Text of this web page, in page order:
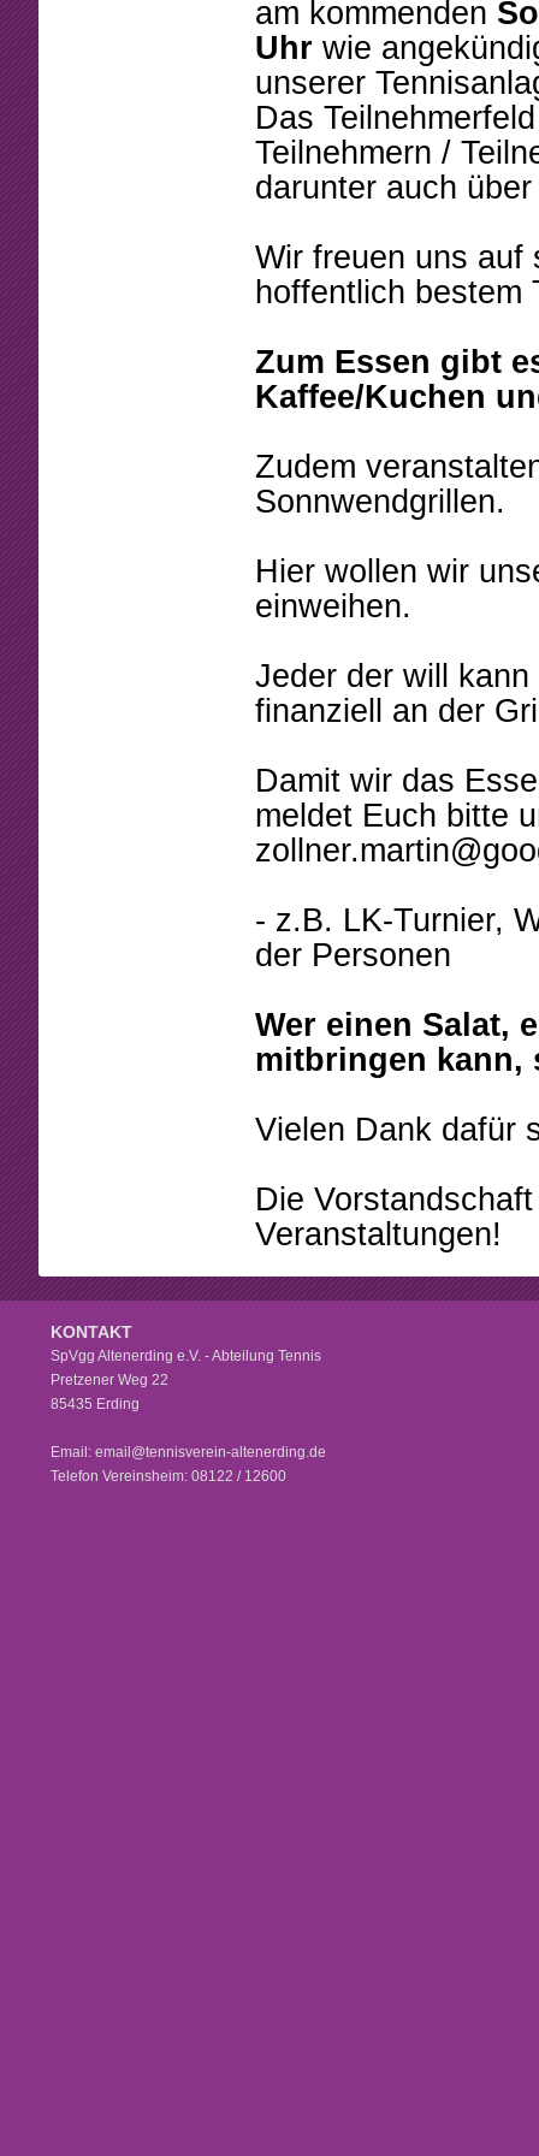
Beschlüsse
Mitgliedschaft
Arbeitsstunden
Formulare
Sponsoring
Mannschaften
Tennistreff
Spielerbörse
Turniere
Ballmaschine
am kommenden
Uhr wie
unserer
Das
Teilnehmern /
darunter auch
Wir freuen uns auf
hoffentlich bestem
Zum Essen gibt
Kaffee/Kuchen
Zudem
Sonnwendgrillen.
Hier wollen wir
einweihen.
Jeder der will
finanziell an der
Damit wir das
meldet Euch bitte
- z.B. LK-Turnier,
der Personen
Wer einen Salat,
mitbringen kann,
Vielen Dank dafür
Die
Veranstaltungen!
KONTAKT
SpVgg Altenerding e.V. - Abteilung Tennis
Pretzener Weg 22
85435 Erding
Email: email@tennisverein-altenerding.de
Telefon Vereinsheim: 08122 / 12600